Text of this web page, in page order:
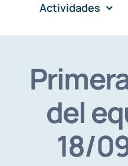
Actividades
del
18/